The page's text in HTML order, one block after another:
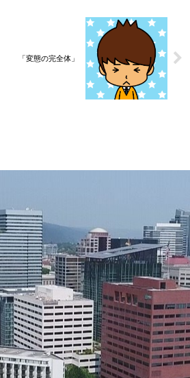
「変態の完全体」